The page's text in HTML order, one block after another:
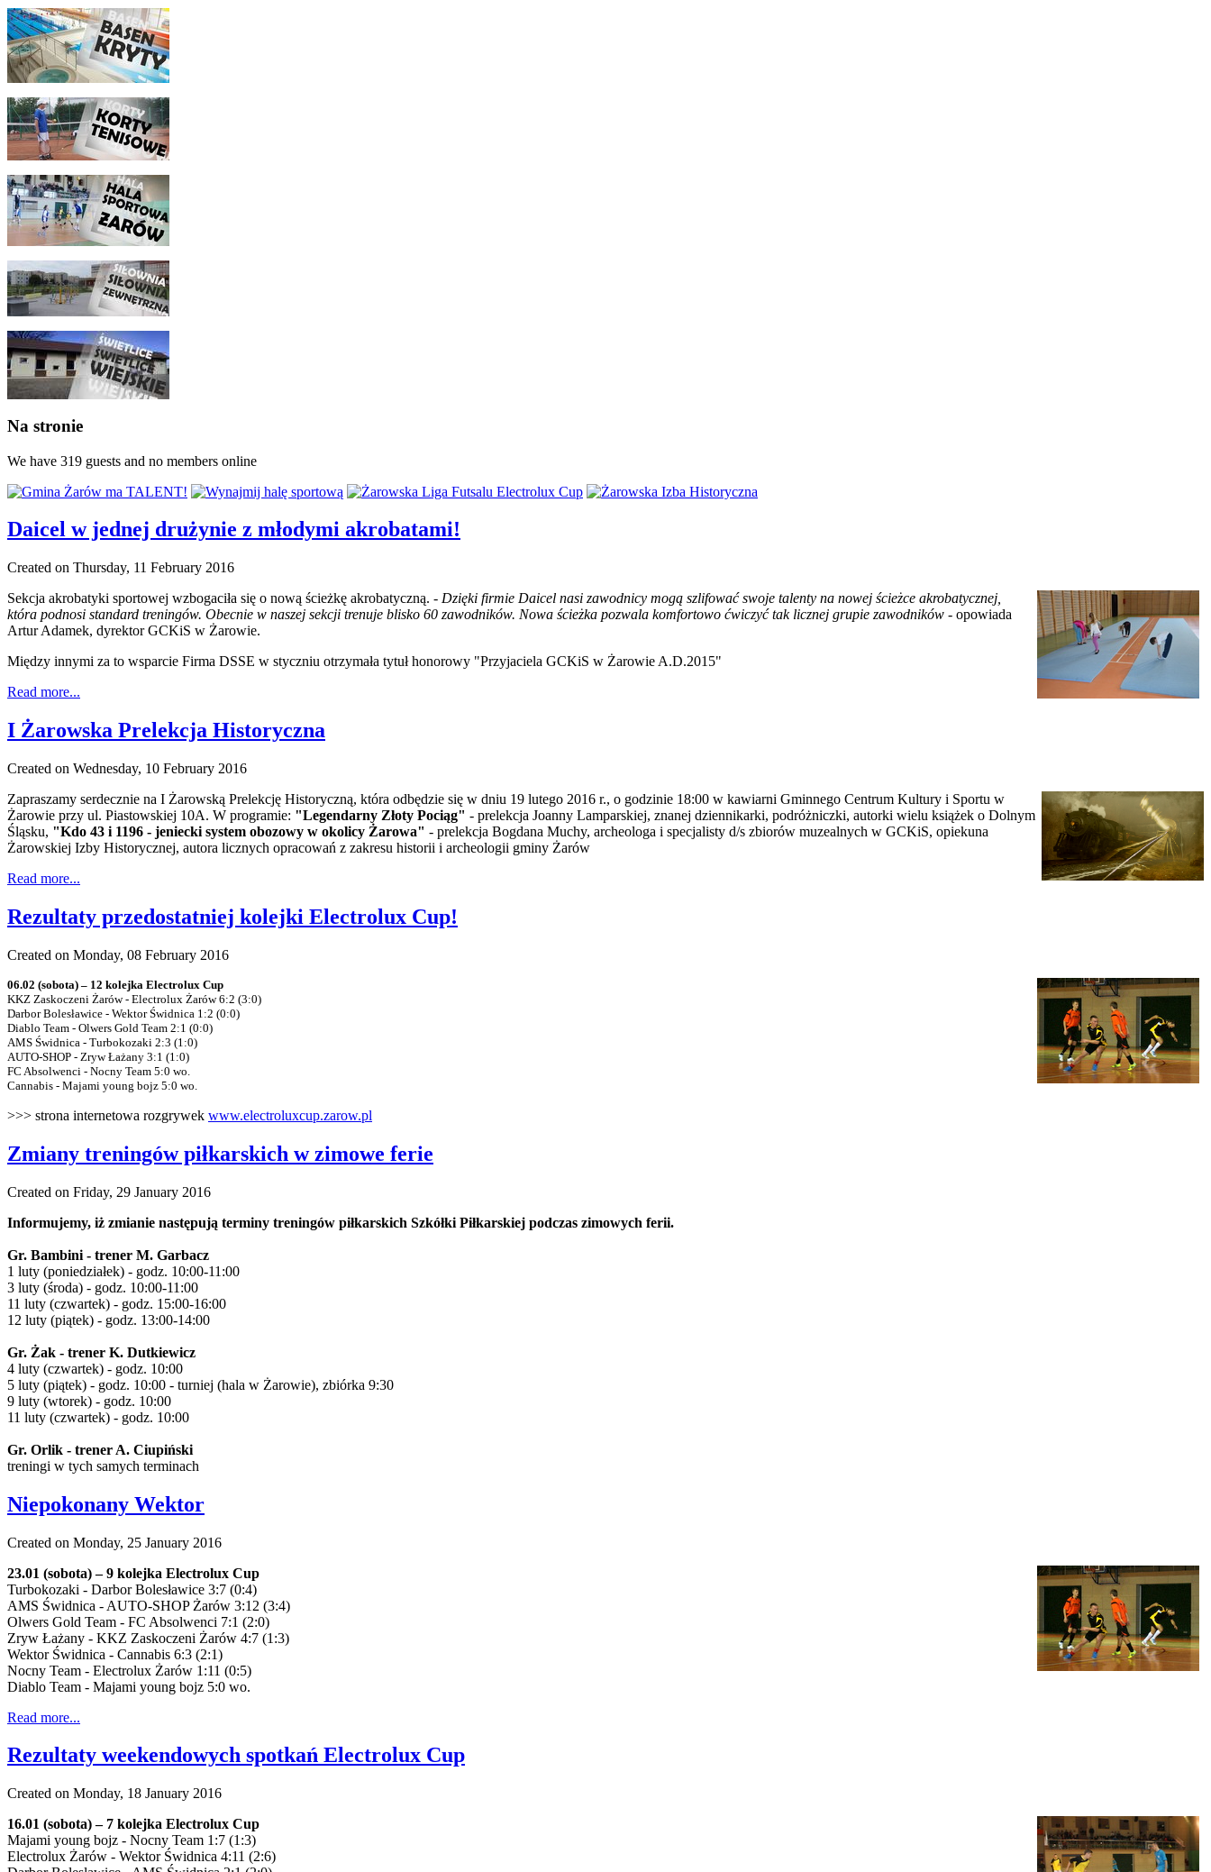
Na stronie
We have 319 guests and no members online
Daicel w jednej drużynie z młodymi akrobatami!
Created on Thursday, 11 February 2016
Sekcja akrobatyki sportowej wzbogaciła się o nową ścieżkę akrobatyczną. - Dzięki firmie Daicel nasi zawodnicy mogą szlifować swoje talenty na nowej ścieżce akrobatycznej,
która podnosi standard treningów. Obecnie w naszej sekcji trenuje blisko 60 zawodników. Nowa ścieżka pozwala komfortowo ćwiczyć tak licznej grupie zawodników - opowiada
Artur Adamek, dyrektor GCKiS w Żarowie.
Między innymi za to wsparcie Firma DSSE w styczniu otrzymała tytuł honorowy "Przyjaciela GCKiS w Żarowie A.D.2015"
Read more...
I Żarowska Prelekcja Historyczna
Created on Wednesday, 10 February 2016
Zapraszamy serdecznie na I Żarowską Prelekcję Historyczną, która odbędzie się w dniu 19 lutego 2016 r., o godzinie 18:00 w kawiarni Gminnego Centrum Kultury i Sportu w
Żarowie przy ul. Piastowskiej 10A. W programie: "Legendarny Złoty Pociąg" - prelekcja Joanny Lamparskiej, znanej dziennikarki, podróżniczki, autorki wielu książek o Dolnym
Śląsku, "Kdo 43 i 1196 - jeniecki system obozowy w okolicy Żarowa" - prelekcja Bogdana Muchy, archeologa i specjalisty d/s zbiorów muzealnych w GCKiS, opiekuna
Żarowskiej Izby Historycznej, autora licznych opracowań z zakresu historii i archeologii gminy Żarów
Read more...
Rezultaty przedostatniej kolejki Electrolux Cup!
Created on Monday, 08 February 2016
06.02 (sobota) – 12 kolejka Electrolux Cup
KKZ Zaskoczeni Żarów - Electrolux Żarów 6:2 (3:0)
Darbor Bolesławice - Wektor Świdnica 1:2 (0:0)
Diablo Team - Olwers Gold Team 2:1 (0:0)
AMS Świdnica - Turbokozaki 2:3 (1:0)
AUTO-SHOP - Zryw Łażany 3:1 (1:0)
FC Absolwenci - Nocny Team 5:0 wo.
Cannabis - Majami young bojz 5:0 wo.
>>> strona internetowa rozgrywek www.electroluxcup.zarow.pl
Zmiany treningów piłkarskich w zimowe ferie
Created on Friday, 29 January 2016
Informujemy, iż zmianie następują terminy treningów piłkarskich Szkółki Piłkarskiej podczas zimowych ferii.
Gr. Bambini - trener M. Garbacz
1 luty (poniedziałek) - godz. 10:00-11:00
3 luty (środa) - godz. 10:00-11:00
11 luty (czwartek) - godz. 15:00-16:00
12 luty (piątek) - godz. 13:00-14:00
Gr. Żak - trener K. Dutkiewicz
4 luty (czwartek) - godz. 10:00
5 luty (piątek) - godz. 10:00 - turniej (hala w Żarowie), zbiórka 9:30
9 luty (wtorek) - godz. 10:00
11 luty (czwartek) - godz. 10:00
Gr. Orlik - trener A. Ciupiński
treningi w tych samych terminach
Niepokonany Wektor
Created on Monday, 25 January 2016
23.01 (sobota) – 9 kolejka Electrolux Cup
Turbokozaki - Darbor Bolesławice 3:7 (0:4)
AMS Świdnica - AUTO-SHOP Żarów 3:12 (3:4)
Olwers Gold Team - FC Absolwenci 7:1 (2:0)
Zryw Łażany - KKZ Zaskoczeni Żarów 4:7 (1:3)
Wektor Świdnica - Cannabis 6:3 (2:1)
Nocny Team - Electrolux Żarów 1:11 (0:5)
Diablo Team - Majami young bojz 5:0 wo.
Read more...
Rezultaty weekendowych spotkań Electrolux Cup
Created on Monday, 18 January 2016
16.01 (sobota) – 7 kolejka Electrolux Cup
Majami young bojz - Nocny Team 1:7 (1:3)
Electrolux Żarów - Wektor Świdnica 4:11 (2:6)